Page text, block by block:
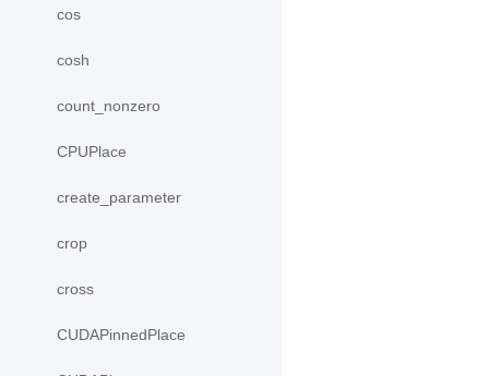
cos
cosh
count_nonzero
CPUPlace
create_parameter
crop
cross
CUDAPinnedPlace